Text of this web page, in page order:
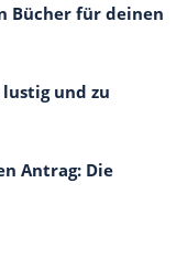
Bücher für deinen
lustig und zu
Antrag: Die